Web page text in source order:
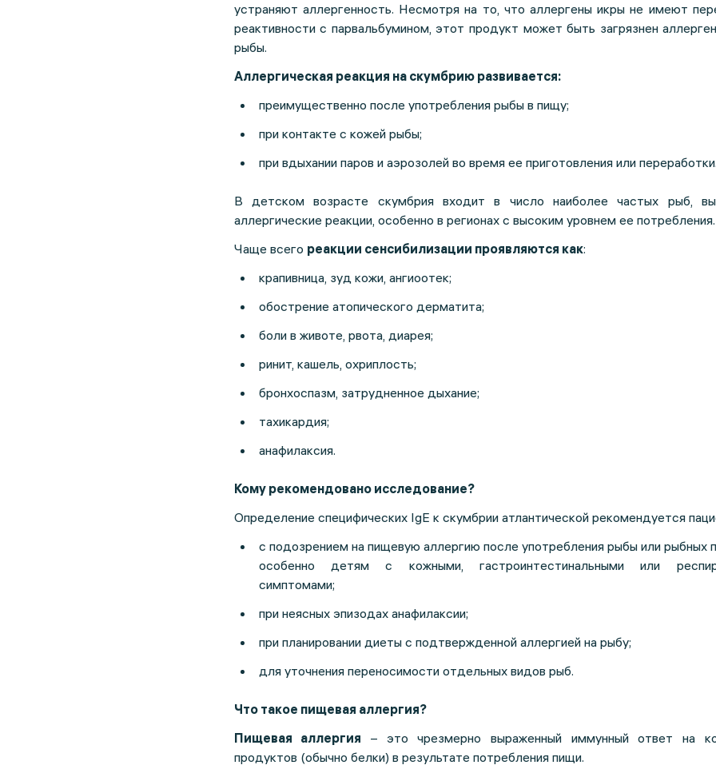
устраняют аллергенность. Несмотря на то, что аллергены икры не имеют
реактивности с парвальбумином, этот продукт может быть загрязнен
рыбы.
Аллергическая реакция на скумбрию развивается:
преимущественно после употребления рыбы в пищу;
при контакте с кожей рыбы;
при вдыхании паров и аэрозолей во время ее приготовления или переработки.
В детском возрасте скумбрия входит в число наиболее частых рыб,
аллергические реакции, особенно в регионах с высоким уровнем ее потребления.
Чаще всего реакции сенсибилизации проявляются как:
крапивница, зуд кожи, ангиоотек;
обострение атопического дерматита;
боли в животе, рвота, диарея;
ринит, кашель, охриплость;
бронхоспазм, затрудненное дыхание;
тахикардия;
анафилаксия.
Кому рекомендовано исследование?
Определение специфических IgE к скумбрии атлантической рекомендуется
с подозрением на пищевую аллергию после употребления рыбы или рыбных
особенно детям с кожными, гастроинтестинальными или
симптомами;
при неясных эпизодах анафилаксии;
при планировании диеты с подтвержденной аллергией на рыбу;
для уточнения переносимости отдельных видов рыб.
Что такое пищевая аллергия?
Пищевая аллергия – это чрезмерно выраженный иммунный ответ на
продуктов (обычно белки) в результате потребления пищи.